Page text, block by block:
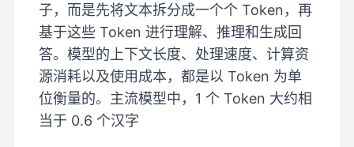
子，而是先将文本拆分成一个个 Token，再
基于这些 Token 进行理解、推理和生成回
答。模型的上下文长度、处理速度、计算资
源消耗以及使用成本，都是以 Token 为单
位衡量的。主流模型中，1 个 Token 大约相
当于 0.6 个汉字